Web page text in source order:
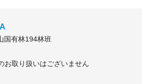
国有林194林班
お取り扱いはございません